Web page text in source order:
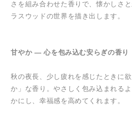
さを組み合わせた香りで、懐かしさ
ラスウッドの世界を描き出します。
甘やか ― 心を包み込む安らぎの香り
秋の夜長、少し疲れを感じたときに
か」な香り。やさしく包み込まれる
かにし、幸福感を高めてくれます。